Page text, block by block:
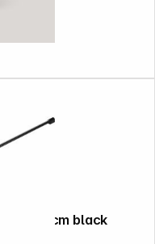
Philips Hue Play Gradient Light Tube 125cm black